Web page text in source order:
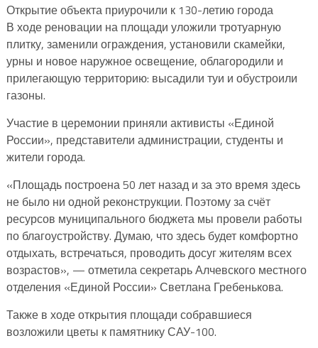
Открытие объекта приурочили к 130-летию города
В ходе реновации на площади уложили тротуарную
плитку, заменили ограждения, установили скамейки,
урны и новое наружное освещение, облагородили и
прилегающую территорию: высадили туи и обустроили
газоны.
Участие в церемонии приняли активисты «Единой
России», представители администрации, студенты и
жители города.
«Площадь построена 50 лет назад и за это время здесь
не было ни одной реконструкции. Поэтому за счёт
ресурсов муниципального бюджета мы провели работы
по благоустройству. Думаю, что здесь будет комфортно
отдыхать, встречаться, проводить досуг жителям всех
возрастов», — отметила секретарь Алчевского местного
отделения «Единой России» Светлана Гребенькова.
Также в ходе открытия площади собравшиеся
возложили цветы к памятнику САУ-100.